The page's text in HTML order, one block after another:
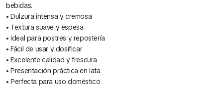
bebidas.
• Dulzura intensa y cremosa
• Textura suave y espesa
• Ideal para postres y repostería
• Fácil de usar y dosificar
• Excelente calidad y frescura
• Presentación práctica en lata
• Perfecta para uso doméstico